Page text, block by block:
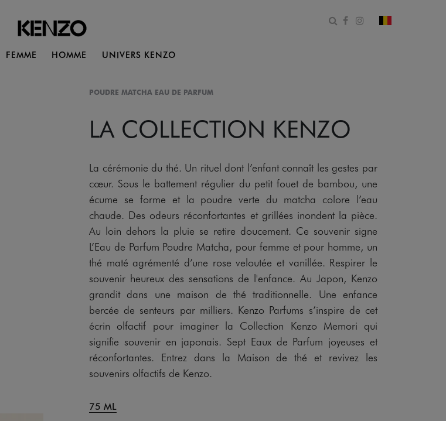
Ouvrir le formulaire de
Facebook
Instagram
changer le
FEMME HOMME UNIVERS KENZO
POUDRE MATCHA EAU DE PARFUM
LA COLLECTION KENZO
La cérémonie du thé. Un rituel dont l’enfant connaît les gestes par
cœur. Sous le battement régulier du petit fouet de bambou, une
écume se forme et la poudre verte du matcha colore l’eau
chaude. Des odeurs réconfortantes et grillées inondent la pièce.
Au loin dehors la pluie se retire doucement. Ce souvenir signe
L’Eau de Parfum Poudre Matcha, pour femme et pour homme, un
thé maté agrémenté d’une rose veloutée et vanillée. Respirer le
souvenir heureux des sensations de l'enfance. Au Japon, Kenzo
grandit dans une maison de thé traditionnelle. Une enfance
bercée de senteurs par milliers. Kenzo Parfums s’inspire de cet
écrin olfactif pour imaginer la Collection Kenzo Memori qui
signifie souvenir en japonais. Sept Eaux de Parfum joyeuses et
réconfortantes. Entrez dans la Maison de thé et revivez les
souvenirs olfactifs de Kenzo.
75 ML